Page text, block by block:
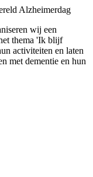
Alzheimerdag
wij een
thema 'Ik blijf
activiteiten en laten
met dementie en hun